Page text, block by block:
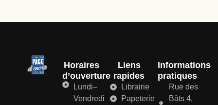
Horaires
d’ouverture
Lundi–
Vendredi
Liens
rapides
Librairie
Papeterie
Informations
pratiques
Rue des
Bâts 4,